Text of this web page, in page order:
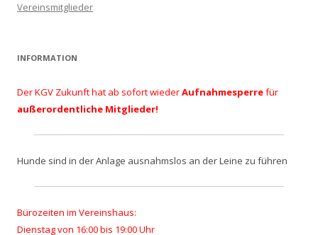
Vereinsmitglieder
INFORMATION
Der KGV Zukunft hat ab sofort wiederAufnahmesperrefür
außerordentliche Mitglieder!
Hunde sind in der Anlage ausnahmslos an der Leine zu führen
Bürozeiten im Vereinshaus:
Dienstag von 16:00 bis 19:00 Uhr